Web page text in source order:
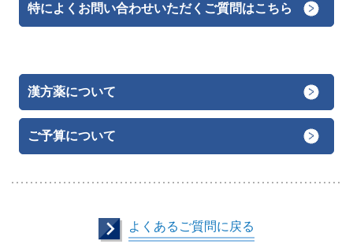
特によくお問い合わせいただくご質問はこちら
漢方薬について
ご予算について
よくあるご質問に戻る